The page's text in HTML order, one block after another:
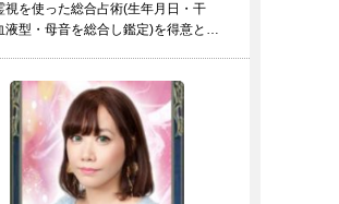
視を使った総合占術(生年月日・干
液型・母音を総合し鑑定)を得意とし